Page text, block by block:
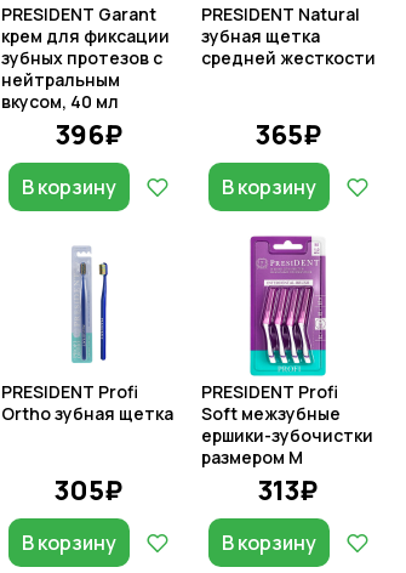
PRESIDENT Garant
крем для фиксации
зубных протезов с
нейтральным
вкусом, 40 мл
396₽
В корзину
PRESIDENT Natural
зубная щетка
средней жесткости
365₽
В корзину
PRESIDENT Profi
Ortho зубная щетка
305₽
В корзину
PRESIDENT Profi
Soft межзубные
ершики-зубочистки
размером М
313₽
В корзину